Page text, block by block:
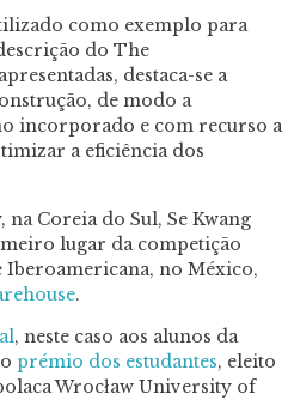
como exemplo para
do The
destaca-se a
de modo a
incorporado e com recurso a
a eficiência dos
Coreia do Sul, Se Kwang
lugar da competição
Iberoamericana, no México,
.
, neste caso aos alunos da
prémio dos estudantes, eleito
Wrocław University of